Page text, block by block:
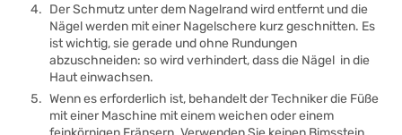
Der Schmutz unter dem Nagelrand wird entfernt und die
Nägel werden mit einer Nagelschere kurz geschnitten. Es
ist wichtig, sie gerade und ohne Rundungen
abzuschneiden: so wird verhindert, dass die Nägel in die
Haut einwachsen.
Wenn es erforderlich ist, behandelt der Techniker die Füße
mit einer Maschine mit einem weichen oder einem